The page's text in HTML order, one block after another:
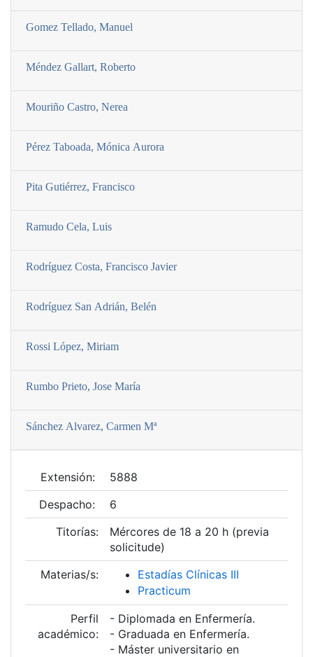
Gomez Tellado, Manuel
Méndez Gallart, Roberto
Mouriño Castro, Nerea
Pérez Taboada, Mónica Aurora
Pita Gutiérrez, Francisco
Ramudo Cela, Luis
Rodrí­guez Costa, Francisco Javier
Rodrí­guez San Adrián, Belén
Rossi López, Miriam
Rumbo Prieto, Jose Marí­a
Sánchez Alvarez, Carmen Mª
Extensión:
5888
Despacho:
6
Titorías:
Mércores de 18 a 20 h (previa
solicitude)
Materias/s:
Estadí­as Clí­nicas III
Practicum
Perfil
académico:
- Diplomada en Enfermería.
- Graduada en Enfermería.
- Máster universitario en